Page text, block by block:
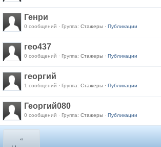
Генри
0 сообщений · Группа: Стажеры · Публикации
гео437
0 сообщений · Группа: Стажеры · Публикации
георгий
1 сообщений · Группа: Стажеры · Публикации
Георгий080
0 сообщений · Группа: Стажеры · Публикации
«